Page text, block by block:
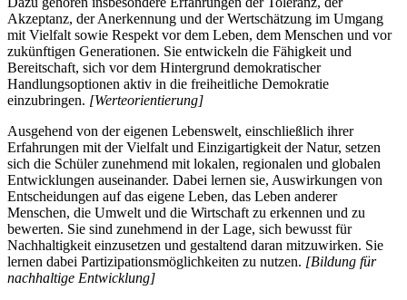
Akzeptanz, der Anerkennung und der Wertschätzung im Umgang
mit Vielfalt sowie Respekt vor dem Leben, dem Menschen und vor
zukünftigen Generationen. Sie entwickeln die Fähigkeit und
Bereitschaft, sich vor dem Hintergrund demokratischer
Handlungsoptionen aktiv in die freiheitliche Demokratie
einzubringen. [Werteorientierung]
Ausgehend von der eigenen Lebenswelt, einschließlich ihrer
Erfahrungen mit der Vielfalt und Einzigartigkeit der Natur, setzen
sich die Schüler zunehmend mit lokalen, regionalen und globalen
Entwicklungen auseinander. Dabei lernen sie, Auswirkungen von
Entscheidungen auf das eigene Leben, das Leben anderer
Menschen, die Umwelt und die Wirtschaft zu erkennen und zu
bewerten. Sie sind zunehmend in der Lage, sich bewusst für
Nachhaltigkeit einzusetzen und gestaltend daran mitzuwirken. Sie
lernen dabei Partizipationsmöglichkeiten zu nutzen. [Bildung für
nachhaltige Entwicklung]